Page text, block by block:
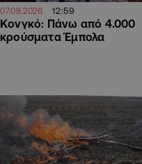
07.08.2026 12:59
Κονγκό: Πάνω από 4.000
κρούσματα Έμπολα